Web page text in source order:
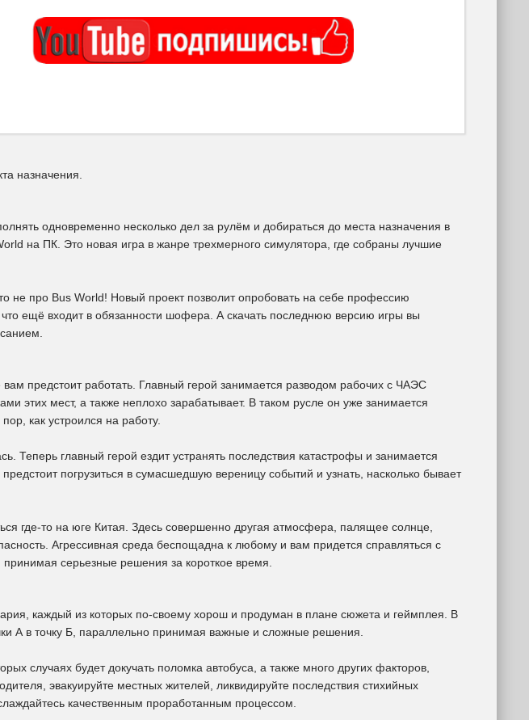
назначения.
одновременно несколько дел за рулём и добираться до места назначения в
на ПК. Это новая игра в жанре трехмерного симулятора, где собраны лучшие
не про Bus World! Новый проект позволит опробовать на себе профессию
что ещё входит в обязанности шофера. А скачать последнюю версию игры вы
предстоит работать. Главный герой занимается разводом рабочих с ЧАЭС
этих мест, а также неплохо зарабатывает. В таком русле он уже занимается
как устроился на работу.
Теперь главный герой ездит устранять последствия катастрофы и занимается
погрузиться в сумасшедшую вереницу событий и узнать, насколько бывает
где-то на юге Китая. Здесь совершенно другая атмосфера, палящее солнце,
Агрессивная среда беспощадна к любому и вам придется справляться с
серьезные решения за короткое время.
каждый из которых по-своему хорош и продуман в плане сюжета и геймплея. В
А в точку Б, параллельно принимая важные и сложные решения.
случаях будет докучать поломка автобуса, а также много других факторов,
эвакуируйте местных жителей, ликвидируйте последствия стихийных
качественным проработанным процессом.